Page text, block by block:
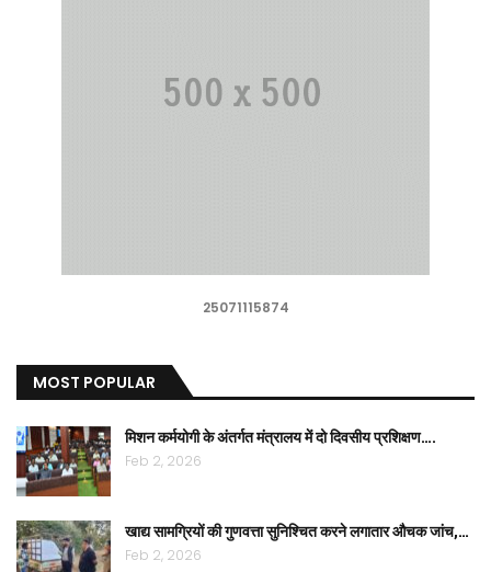
25071115874
MOST POPULAR
मिशन कर्मयोगी के अंतर्गत मंत्रालय में दो दिवसीय प्रशिक्षण….
Feb 2, 2026
खाद्य सामग्रियों की गुणवत्ता सुनिश्चित करने लगातार औचक जांच,…
Feb 2, 2026